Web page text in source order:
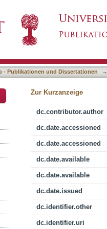
- Publikationen und Dissertationen →
Zur Kurzanzeige
dc.contributor.author
dc.date.accessioned
dc.date.accessioned
dc.date.available
dc.date.available
dc.date.issued
dc.identifier.other
dc.identifier.uri